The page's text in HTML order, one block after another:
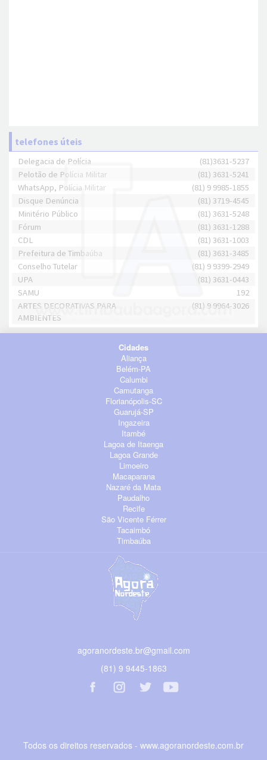
telefones úteis
Delegacia de Polícia
(81)3631-5237
Pelotão de Polícia Militar
(81) 3631-5241
WhatsApp, Polícia Militar
(81) 9 9985-1855
Disque Denúncia
(81) 3719-4545
Minitério Público
(81) 3631-5248
Fórum
(81) 3631-1288
CDL
(81) 3631-1003
Prefeitura de Timbaúba
(81) 3631-3485
Conselho Tutelar
(81) 9 9399-2949
UPA
(81) 3631-0443
SAMU
192
ARTES DECORATIVAS PARA
AMBIENTES
(81) 9 9964-3026
Cidades
Aliança
Belém-PA
Calumbi
Camutanga
Florianópolis-SC
Guarujá-SP
Ingazeira
Itambé
Lagoa de Itaenga
Lagoa Grande
Limoeiro
Macaparana
Nazaré da Mata
Paudalho
Recife
São Vicente Férrer
Tacaimbó
Timbaúba
agoranordeste.br@gmail.com
(81) 9 9445-1863
Todos os direitos reservados - www.agoranordeste.com.br